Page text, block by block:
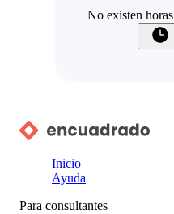
No existen
Inicio
Ayuda
Para consultantes